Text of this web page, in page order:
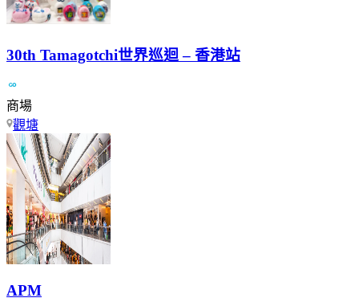
30th Tamagotchi世界巡迴 – 香港站
商場
觀塘
APM